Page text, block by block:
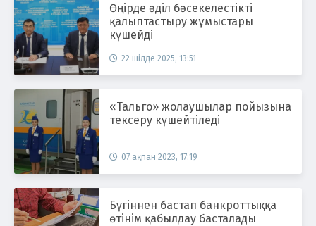
Өңірде әділ бәсекелестікті
қалыптастыру жұмыстары
күшейді
22 шілде 2025, 13:51
«Тальго» жолаушылар пойызына
тексеру күшейтіледі
07 ақпан 2023, 17:19
Бүгіннен бастап банкроттыққа
өтінім қабылдау басталады